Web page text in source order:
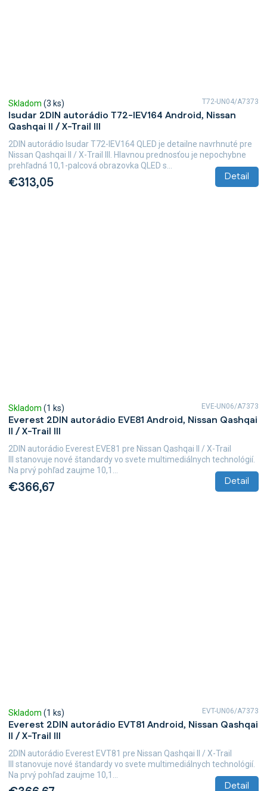
Isudar 2DIN autorádio T72-IEV164 Android, Nissan
Qashqai II / X-Trail III
Skladom (3 ks)
€313,05 Detail
2DIN autorádio Isudar T72-IEV164 QLED je detailne navrhnuté pre
Nissan Qashqai II / X-Trail III. Hlavnou prednosťou je nepochybne
prehľadná 10,1-palcová obrazovka QLED s...
T72-UN04/A7373
Everest 2DIN autorádio EVE81 Android, Nissan Qashqai
II / X-Trail III
Skladom (1 ks)
€366,67 Detail
2DIN autorádio Everest EVE81 pre Nissan Qashqai II / X-Trail
III stanovuje nové štandardy vo svete multimediálnych technológií.
Na prvý pohľad zaujme 10,1...
EVE-UN06/A7373
Everest 2DIN autorádio EVT81 Android, Nissan Qashqai
II / X-Trail III
Skladom (1 ks)
Detail
2DIN autorádio Everest EVT81 pre Nissan Qashqai II / X-Trail
III stanovuje nové štandardy vo svete multimediálnych technológií.
Na prvý pohľad zaujme 10,1...
EVT-UN06/A7373